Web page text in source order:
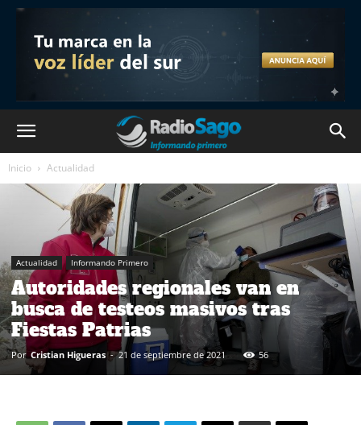
Inicio Actualidad
Actualidad Informando Primero
Autoridades regionales van en
busca de testeos masivos tras
Fiestas Patrias
Por Cristian Higueras - 21 de septiembre de 2021 56